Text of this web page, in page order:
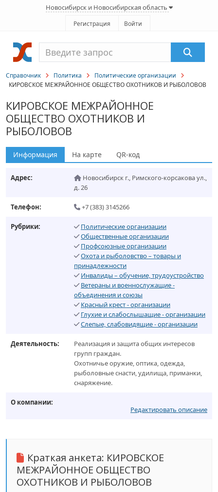
Новосибирск и Новосибирская область
Регистрация Войти
Справочник Политика
Политические организации
КИРОВСКОЕ МЕЖРАЙОННОЕ ОБЩЕСТВО ОХОТНИКОВ И РЫБОЛОВОВ
КИРОВСКОЕ МЕЖРАЙОННОЕ
ОБЩЕСТВО ОХОТНИКОВ И
РЫБОЛОВОВ
Информация На карте QR-код
Адрес: Новосибирск г., Римского-корсакова ул.,
д. 26
Телефон: +7 (383) 3145266
Рубрики:
Политические организации
Общественные организации
Профсоюзные организации
Охота и рыболовство – товары и
принадлежности
Инвалиды – обучение, трудоустройство
Ветераны и военнослужащие -
объединения и союзы
Красный крест - организации
Глухие и слабослышащие - организации
Слепые, слабовидящие - организации
Деятельность:
Реализация и защита общих интересов
групп граждан.
Охотничье оружие, оптика, одежда,
рыболовные снасти, удилища, приманки,
снаряжение.
О компании:
Редактировать описание
Краткая анкета: КИРОВСКОЕ
МЕЖРАЙОННОЕ ОБЩЕСТВО
ОХОТНИКОВ И РЫБОЛОВОВ